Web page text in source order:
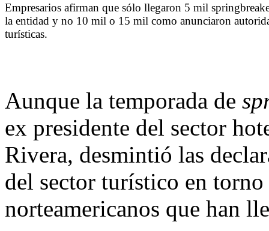
Empresarios afirman que sólo llegaron 5 mil
la entidad y no 10 mil o 15 mil como anunciaron
turísticas.
Aunque la temporada de
ex presidente del sector
Rivera, desmintió las
del sector turístico en
norteamericanos que han